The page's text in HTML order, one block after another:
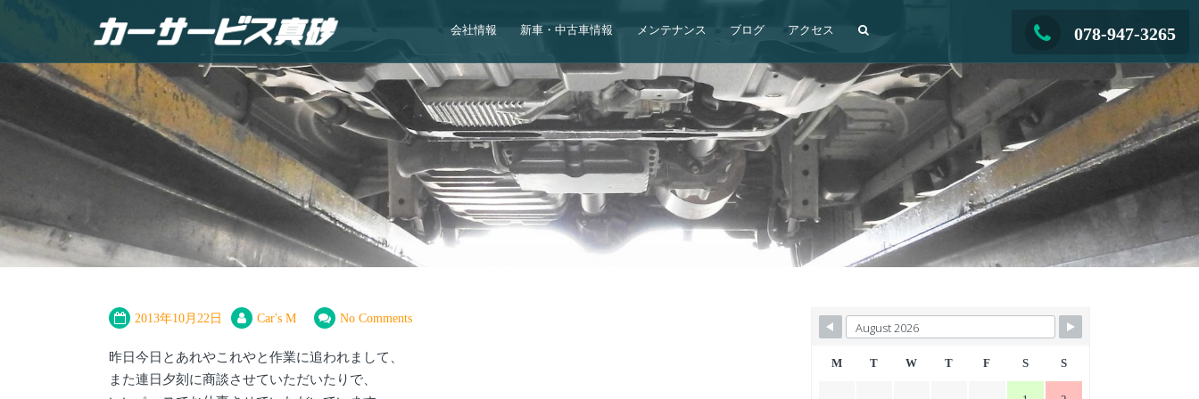
078-947-3265
会社情報 新車・中古車情報 メンテナンス ブログ アクセス
2013年10月22日 Car's M No Comments
昨日今日とあれやこれやと作業に追われまして、
また連日夕刻に商談させていただいたりで、
M T W T F S S